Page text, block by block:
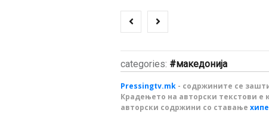
categories: македонија
Pressingtv.mk - содржините се
Крадењето на авторски текстови е
авторски содржини со ставање